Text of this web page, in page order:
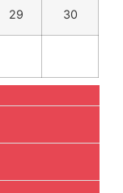
29 30